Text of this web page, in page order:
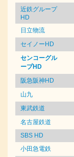
近鉄グループ
HD
日立物流
セイノーHD
センコーグル
ープHD
阪急阪神HD
山九
東武鉄道
名古屋鉄道
SBS HD
小田急電鉄